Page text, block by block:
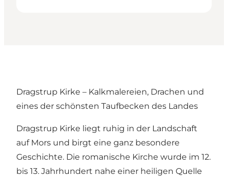
Dragstrup Kirke – Kalkmalereien, Drachen und
eines der schönsten Taufbecken des Landes
Dragstrup Kirke liegt ruhig in der Landschaft
auf Mors und birgt eine ganz besondere
Geschichte. Die romanische Kirche wurde im 12.
bis 13. Jahrhundert nahe einer heiligen Quelle